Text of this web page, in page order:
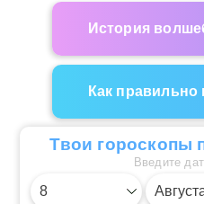
История
Как
Твои гороскопы
Введите